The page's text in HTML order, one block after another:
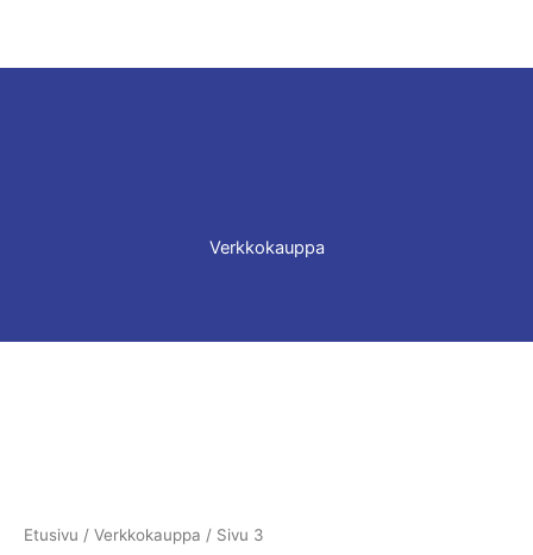
Verkkokauppa
Etusivu / Verkkokauppa / Sivu 3